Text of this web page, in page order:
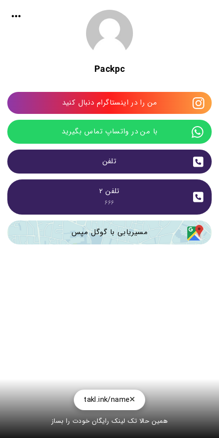
Packpc
من را در اینستاگرام دنبال کنید
با من در واتساپ تماس بگیرید
تلفن
تلفن 2
666
مسیریابی با گوگل مپس
takl.ink/name
همین حالا تک لینک رایگان خودت را بساز